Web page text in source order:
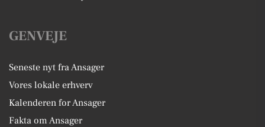
GENVEJE
Seneste nyt fra Ansager
Vores lokale erhverv
Kalenderen for Ansager
Fakta om Ansager